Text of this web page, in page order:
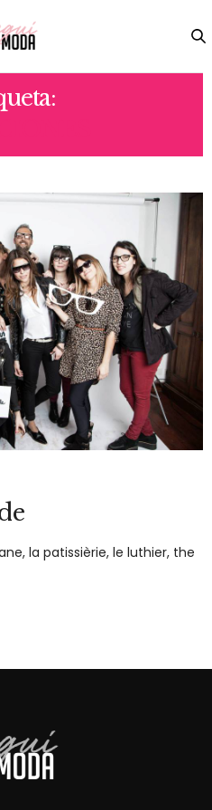
la patissièrie, le luthier, the